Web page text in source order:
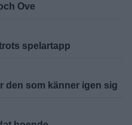
Ove
spelartapp
den som känner igen sig